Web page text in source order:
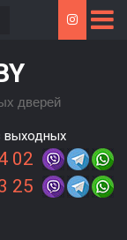
дверей
выходных
02
25